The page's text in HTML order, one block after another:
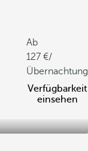
Ab
127
/
Übernachtung
Verfügbarkeit
einsehen